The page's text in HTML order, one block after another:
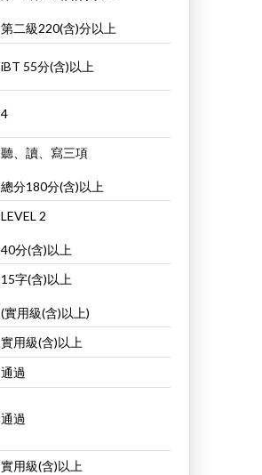
第二級220(含)分以上
iBT 55分(含)以上
4
聽、讀、寫三項
總分180分(含)以上
LEVEL 2
40分(含)以上
15字(含)以上
(實用級(含)以上)
實用級(含)以上
通過
通過
實用級(含)以上